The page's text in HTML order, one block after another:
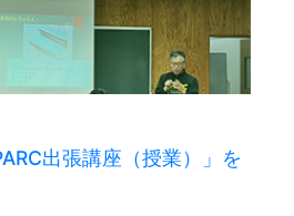
出張講座（授業）」を